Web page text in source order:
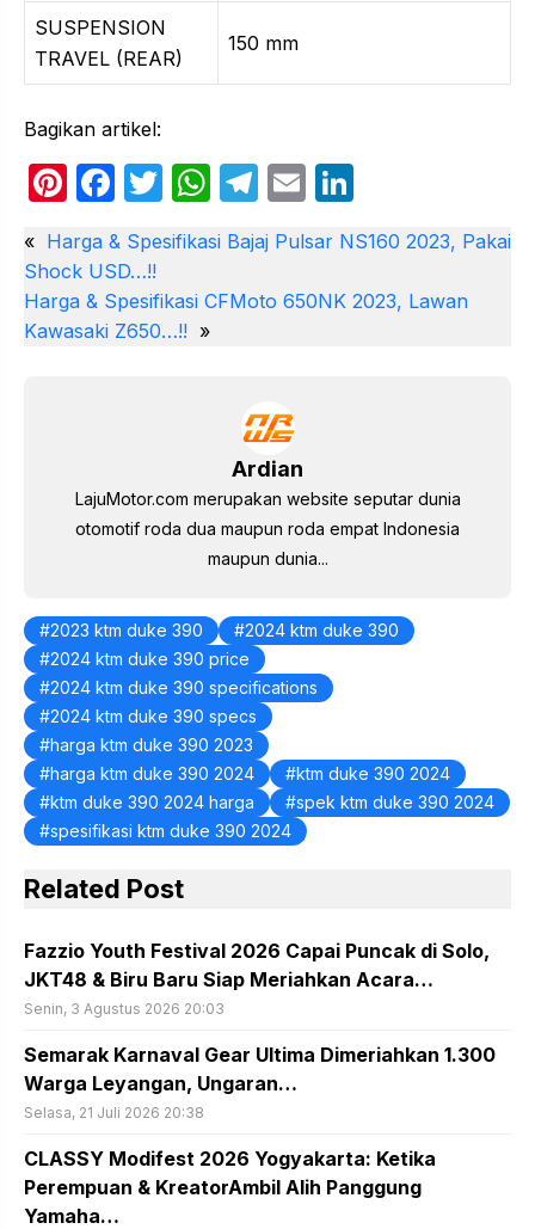
SUSPENSION
TRAVEL (REAR)
150 mm
Bagikan artikel:
Pi
er
e
st
F
c
e
b
T
itt
er
W
at
s
T
e
gr
E
ail k
e
« Harga & Spesifikasi Bajaj Pulsar NS160 2023, Pakai
Shock USD…!!
Harga & Spesifikasi CFMoto 650NK 2023, Lawan
Kawasaki Z650…!! »
Ardian
LajuMotor.com merupakan website seputar dunia
otomotif roda dua maupun roda empat Indonesia
maupun dunia...
2023 ktm duke 390
2024 ktm duke 390
2024 ktm duke 390 price
2024 ktm duke 390 specifications
2024 ktm duke 390 specs
harga ktm duke 390 2023
harga ktm duke 390 2024
ktm duke 390 2024
ktm duke 390 2024 harga
spek ktm duke 390 2024
spesifikasi ktm duke 390 2024
Related Post
Fazzio Youth Festival 2026 Capai Puncak di Solo,
JKT48 & Biru Baru Siap Meriahkan Acara…
Senin, 3 Agustus 2026 20:03
Semarak Karnaval Gear Ultima Dimeriahkan 1.300
Warga Leyangan, Ungaran…
Selasa, 21 Juli 2026 20:38
CLASSY Modifest 2026 Yogyakarta: Ketika
Perempuan & KreatorAmbil Alih Panggung
Yamaha…